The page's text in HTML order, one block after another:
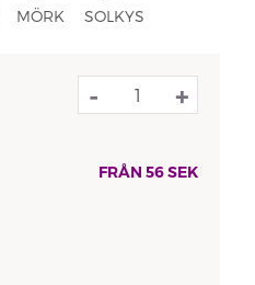
MÖRK
SOLKYSS
- +
FRÅN 56SEK